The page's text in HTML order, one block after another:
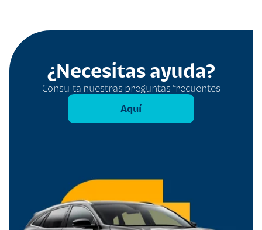
¿Necesitas ayuda?
Consulta nuestras preguntas frecuentes
Aquí